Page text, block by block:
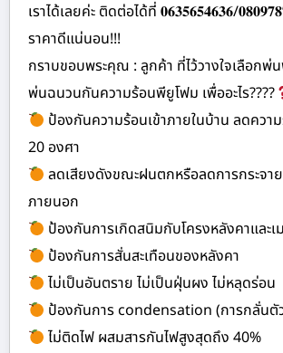
เราได้เลยค่ะ ติดต่อได้ที่ 𝟎𝟔𝟑𝟓𝟔𝟓𝟒𝟔𝟑𝟔/
ราคาดีแน่นอน!!!
กราบขอบพระคุณ : ลูกค้า ที่ไว้วางใจเลือกพ่
พ่นฉนวนกันความร้อนพียูโฟม เพื่ออะไร????
ป้องกันความร้อนเข้าภายในบ้าน ลดควา
20 องศา
ลดเสียงดังขณะฝนตกหรือลดการกระจา
ภายนอก
ป้องกันการเกิดสนิมกับโครงหลังคาและ
ป้องกันการสั่นสะเทือนของหลังคา
ไม่เป็นอันตราย ไม่เป็นฝุ่นผง ไม่หลุดร่อน
ป้องกันการ condensation (การกลั่นตั
ไม่ติดไฟ ผสมสารกันไฟสูงสุดถึง 40%